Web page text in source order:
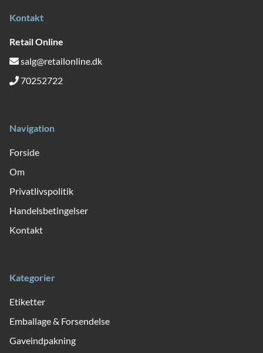
Kontakt
Retail Online
salg@retailonline.dk
70252722
Navigation
Forside
Om
Privatlivspolitik
Handelsbetingelser
Kontakt
Kategorier
Etiketter
Emballage & Forsendelse
Gaveindpakning